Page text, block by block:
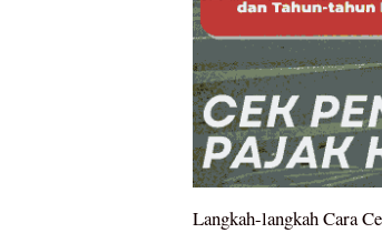
Langkah-langkah Cara